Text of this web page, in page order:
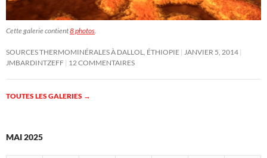
Cette galerie contient8 photos
SOURCES THERMOMINÉRALES À DALLOL, ÉTHIOPIE
JANVIER 5, 2014
JMBARDINTZEFF 12 COMMENTAIRES
TOUTES LES GALERIES →
MAI 2025